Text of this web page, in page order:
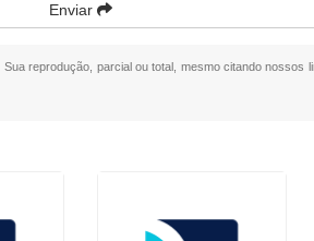
Enviar
reprodução, parcial ou total, mesmo citando